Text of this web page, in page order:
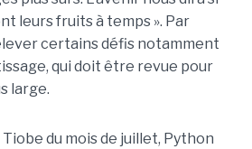
leurs fruits à temps ». Par
certains défis notamment
qui doit être revue pour
large.
du mois de juillet, Python